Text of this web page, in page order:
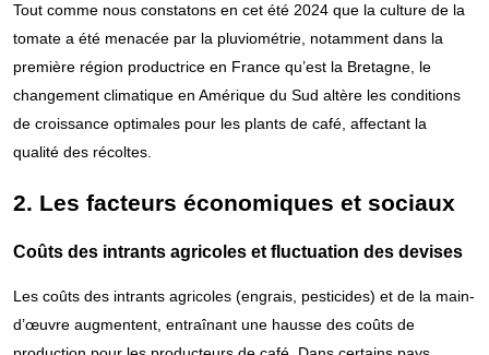
Tout comme nous constatons en cet été 2024 que la culture de la
tomate a été menacée par la pluviométrie, notamment dans la
première région productrice en France qu’est la Bretagne, le
changement climatique en Amérique du Sud altère les conditions
de croissance optimales pour les plants de café, affectant la
qualité des récoltes.
2. Les facteurs économiques et sociaux
Coûts des intrants agricoles et fluctuation des devises
Les coûts des intrants agricoles (engrais, pesticides) et de la main-
d’œuvre augmentent, entraînant une hausse des coûts de